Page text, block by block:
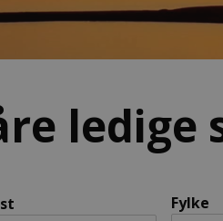
ledige
Fylke